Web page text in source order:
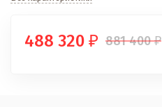
488 320 ₽ 881 400₽